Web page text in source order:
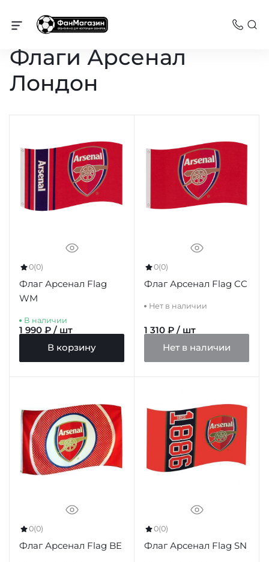
Арсенал
Флаги Арсенал
Лондон
0(0)
Флаг Арсенал Flag
WM
В наличии
1 990 ₽ / шт
В корзину
0(0)
Флаг Арсенал Flag CC
Нет в наличии
1 310 ₽ / шт
Нет в наличии
0(0)
Флаг Арсенал Flag BE
0(0)
Флаг Арсенал Flag SN